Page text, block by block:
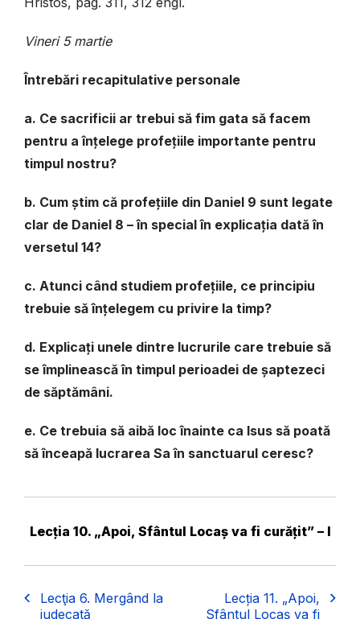
Vineri 5 martie
Întrebări recapitulative personale
a. Ce sacrificii ar trebui să fim gata să facem
pentru a înțelege profețiile importante pentru
timpul nostru?
b. Cum știm că profețiile din Daniel 9 sunt legate
clar de Daniel 8 – în special în explicația dată în
versetul 14?
c. Atunci când studiem profețiile, ce principiu
trebuie să înțelegem cu privire la timp?
d. Explicați unele dintre lucrurile care trebuie să
se împlinească în timpul perioadei de șaptezeci
de săptămâni.
e. Ce trebuia să aibă loc înainte ca Isus să poată
să înceapă lucrarea Sa în sanctuarul ceresc?
Lecția 10. „Apoi, Sfântul Locaș va fi curățit” – I
Lecţia 6. Mergând la
judecată
Lecția 11. „Apoi,
Sfântul Locaș va fi